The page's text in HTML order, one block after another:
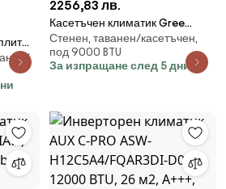
А, R-
2256,83 лв.
Касетъчен климатик Gree
GUD50T1 + GUD50W1/NhA-S,
18000 BTU, 34 м2, A++, R-32,
Бял
Стенен, таванен/касетъчен,
под 9000 BTU
За изпращане след 5 дни